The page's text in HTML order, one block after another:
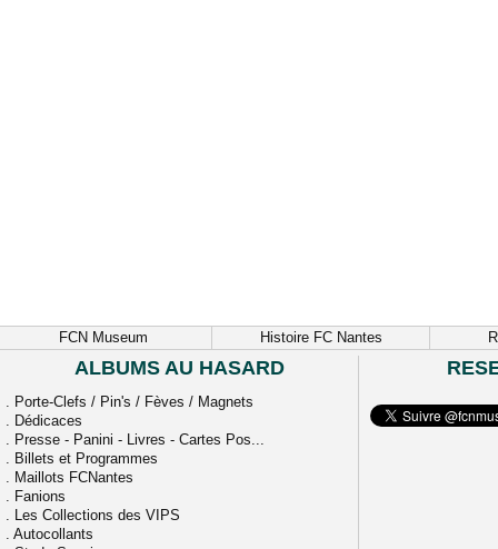
FCN Museum Histoire FC Nantes
ALBUMS AU HASARD
. Porte-Clefs / Pin's / Fèves / Magnets
. Dédicaces
. Presse - Panini - Livres - Cartes Pos...
. Billets et Programmes
. Maillots FCNantes
. Fanions
. Les Collections des VIPS
. Autocollants